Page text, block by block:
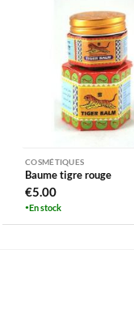
était :
€58.00.
est :
€49.90.
COSMÉTIQUES
Baume tigre rouge
€5.00
En stock